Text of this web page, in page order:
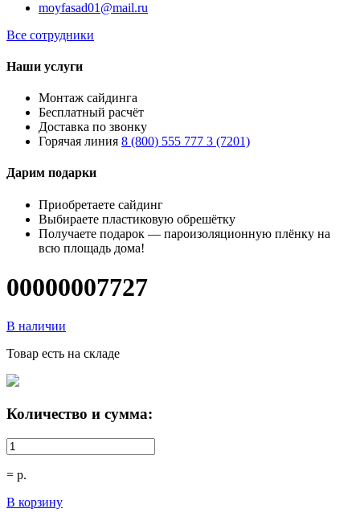
moyfasad01@mail.ru
Все сотрудники
Наши услуги
Монтаж сайдинга
Бесплатный расчёт
Доставка по звонку
Горячая линия 8 (800) 555 777 3 (7201)
Дарим подарки
Приобретаете сайдинг
Выбираете пластиковую обрешётку
Получаете подарок — пароизоляционную плёнку на
всю площадь дома!
00000007727
В наличии
Товар есть на складе
Количество и сумма:
= р.
В корзину